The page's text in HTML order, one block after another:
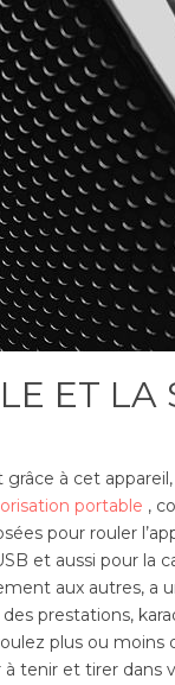
ET LA
à cet appareil,
portable ,
pour rouler
et aussi pour la
aux autres, a
prestations,
plus ou
tenir et tirer